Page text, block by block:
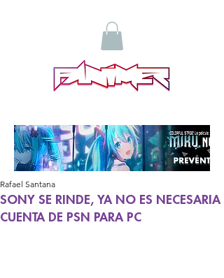
SONY SE RINDE, YA NO ES NECESARIA
CUENTA DE PSN PARA PC
Rafael Santana